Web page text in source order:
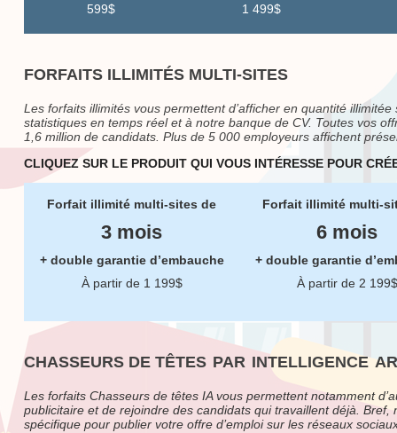
599$
1 499$
FORFAITS ILLIMITÉS MULTI-SITES
Les forfaits illimités vous permettent d’afficher en quantité
statistiques en temps réel et à notre banque de CV. Toutes vos
1,6 million de candidats. Plus de 5 000 employeurs affichent
CLIQUEZ SUR LE PRODUIT QUI VOUS INTÉRESSE POUR
Forfait illimité multi-sites de
3 mois
+ double garantie d’embauche
À partir de 1 199$
Forfait illimité multi-
6 mois
+ double garantie
À partir de 2 199$
CHASSEURS DE TÊTES PAR INTELLIGENCE
Les forfaits Chasseurs de têtes IA vous permettent notamment
publicitaire et de rejoindre des candidats qui travaillent déjà.
spécifique pour publier votre offre d’emploi sur les réseaux